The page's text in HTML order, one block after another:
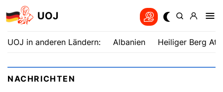
UOJ
UOJ in anderen Ländern: Albanien Heiliger Berg
NACHRICHTEN